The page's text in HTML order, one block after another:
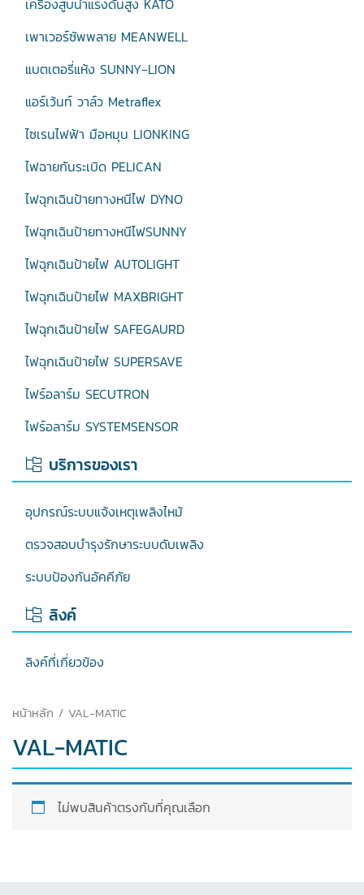
เพาเวอร์ซัพพลาย MEANWELL
แบตเตอรี่แห้ง SUNNY-LION
แอร์เว้นท์ วาล์ว Metraflex
ไซเรนไฟฟ้า มือหมุน LIONKING
ไฟฉายกันระเบิด PELICAN
ไฟฉุกเฉินป้ายทางหนีไฟ DYNO
ไฟฉุกเฉินป้ายทางหนีไฟSUNNY
ไฟฉุกเฉินป้ายไฟ AUTOLIGHT
ไฟฉุกเฉินป้ายไฟ MAXBRIGHT
ไฟฉุกเฉินป้ายไฟ SAFEGAURD
ไฟฉุกเฉินป้ายไฟ SUPERSAVE
ไฟร์อลาร์ม SECUTRON
ไฟร์อลาร์ม SYSTEMSENSOR
บริการของเรา
อุปกรณ์ระบบแจ้งเหตุเพลิงไหม้
ตรวจสอบบำรุงรักษาระบบดับเพลิง
ระบบป้องกันอัคคีภัย
ลิงค์
ลิงค์ที่เกี่ยวข้อง
หน้าหลัก / VAL-MATIC
VAL-MATIC
ไม่พบสินค้าตรงกับที่คุณเลือก